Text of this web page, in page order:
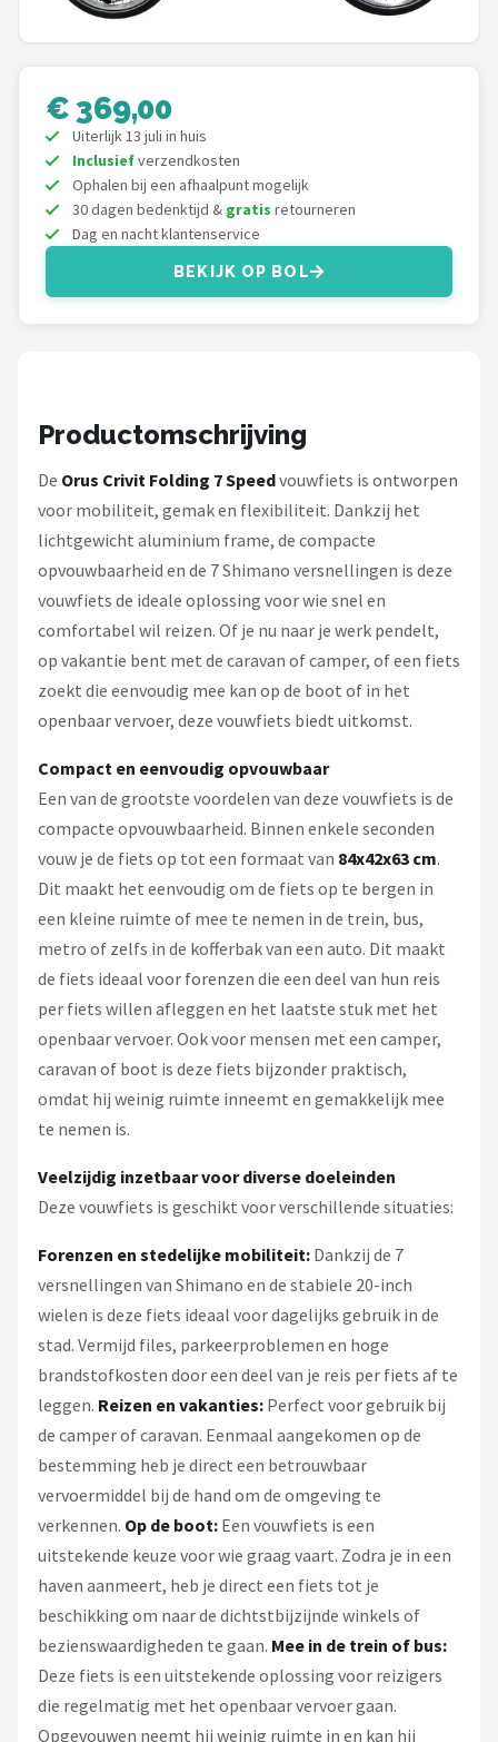
New Looxs
BBB Cycling
Schwalbe
Voltano
Alle merken →
€ 369,00
Uiterlijk 13 juli in huis
Inclusiefverzendkosten
Ophalen bij een afhaalpunt mogelijk
30 dagen bedenktijd & gratis retourneren
Dag en nacht klantenservice
BEKIJK OP BOL
Productomschrijving
De Orus Crivit Folding 7 Speedvouwfiets is ontworpen
voor mobiliteit, gemak en flexibiliteit. Dankzij het
lichtgewicht aluminium frame, de compacte
opvouwbaarheid en de 7 Shimano versnellingen is deze
vouwfiets de ideale oplossing voor wie snel en
comfortabel wil reizen. Of je nu naar je werk pendelt,
op vakantie bent met de caravan of camper, of een fiets
zoekt die eenvoudig mee kan op de boot of in het
openbaar vervoer, deze vouwfiets biedt uitkomst.
Compact en eenvoudig opvouwbaar
Een van de grootste voordelen van deze vouwfiets is de
compacte opvouwbaarheid. Binnen enkele seconden
vouw je de fiets op tot een formaat van 84x42x63 cm.
Dit maakt het eenvoudig om de fiets op te bergen in
een kleine ruimte of mee te nemen in de trein, bus,
metro of zelfs in de kofferbak van een auto. Dit maakt
de fiets ideaal voor forenzen die een deel van hun reis
per fiets willen afleggen en het laatste stuk met het
openbaar vervoer. Ook voor mensen met een camper,
caravan of boot is deze fiets bijzonder praktisch,
omdat hij weinig ruimte inneemt en gemakkelijk mee
te nemen is.
Veelzijdig inzetbaar voor diverse doeleinden
Deze vouwfiets is geschikt voor verschillende situaties:
Forenzen en stedelijke mobiliteit: Dankzij de 7
versnellingen van Shimano en de stabiele 20-inch
wielen is deze fiets ideaal voor dagelijks gebruik in de
stad. Vermijd files, parkeerproblemen en hoge
brandstofkosten door een deel van je reis per fiets af te
leggen. Reizen en vakanties: Perfect voor gebruik bij
de camper of caravan. Eenmaal aangekomen op de
bestemming heb je direct een betrouwbaar
vervoermiddel bij de hand om de omgeving te
verkennen. Op de boot: Een vouwfiets is een
uitstekende keuze voor wie graag vaart. Zodra je in een
haven aanmeert, heb je direct een fiets tot je
beschikking om naar de dichtstbijzijnde winkels of
bezienswaardigheden te gaan. Mee in de trein of bus:
Deze fiets is een uitstekende oplossing voor reizigers
die regelmatig met het openbaar vervoer gaan.
Opgevouwen neemt hij weinig ruimte in en kan hij